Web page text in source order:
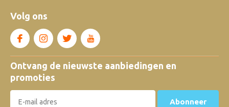
Volg ons
Ontvang de nieuwste aanbiedingen en
promoties
Abonneer